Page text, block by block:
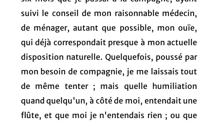
suivi le conseil de mon raisonnable médecin,
de ménager, autant que possible, mon ouïe,
qui déjà correspondait presque à mon actuelle
disposition naturelle. Quelquefois, poussé par
mon besoin de compagnie, je me laissais tout
de même tenter ; mais quelle humiliation
quand quelqu'un, à côté de moi, entendait une
flûte, et que moi je n'entendais rien ; ou que